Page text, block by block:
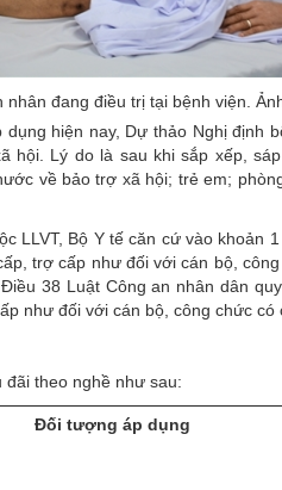
đang điều trị tại bệnh viện.
hiện nay, Dự thảo Nghị định
hội. Lý do là sau khi sắp xếp,
về bảo trợ xã hội; trẻ em;
LLVT, Bộ Y tế căn cứ vào khoản
trợ cấp như đối với cán bộ,
38 Luật Công an nhân dân
như đối với cán bộ, công chức có
theo nghề như sau:
Đối tượng áp dụng